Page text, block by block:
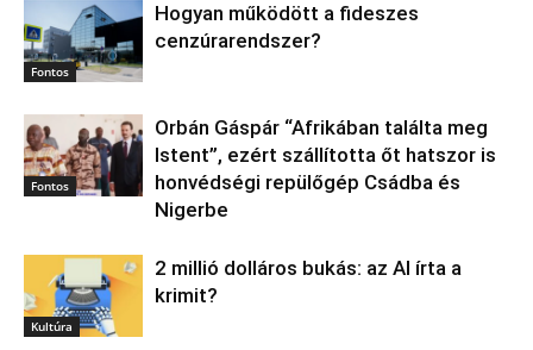
Fontos
Hogyan működött a fideszes
cenzúrarendszer?
Fontos
Orbán Gáspár “Afrikában találta meg
Istent”, ezért szállította őt hatszor is
honvédségi repülőgép Csádba és
Nigerbe
Kultúra
2 millió dolláros bukás: az AI írta a
krimit?